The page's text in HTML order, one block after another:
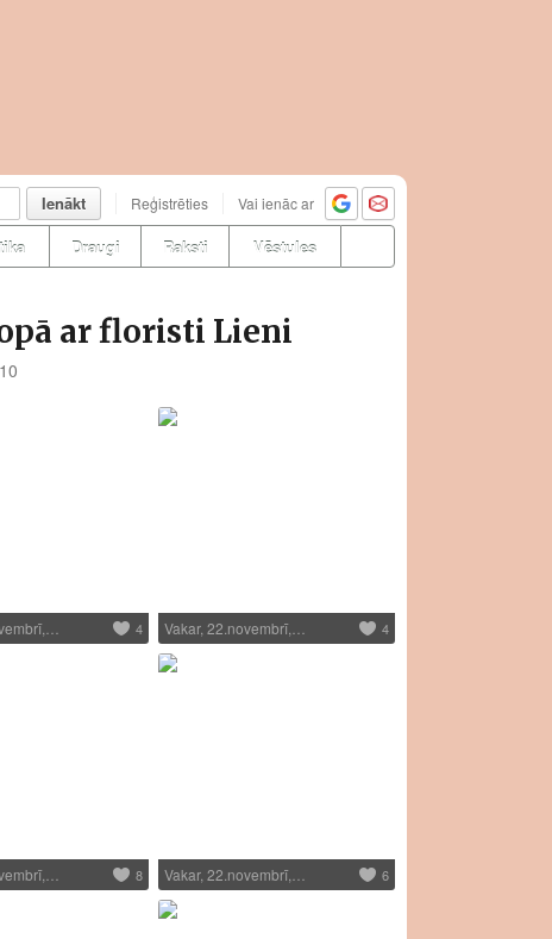
Ienākt Reģistrēties Vai ienāc ar
Draugi Raksti Vēstules
ar floristi Lieni
4 Vakar, 22.novembrī,… 4
8 Vakar, 22.novembrī,… 6